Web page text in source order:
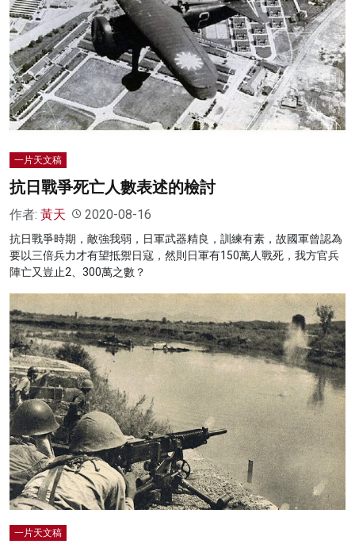
一片天文稿
抗日戰爭死亡人數表述的檢討
作者: 黃天 2020-08-16
抗日戰爭時期，敵強我弱，日軍武器精良，訓練有素，故國軍曾認為
要以三倍兵力才有望抵禦日寇，然則日軍有150萬人戰死，我方官兵
陣亡又豈止2、300萬之數？
一片天文稿